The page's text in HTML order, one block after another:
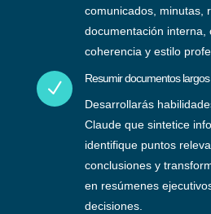
comunicados, minutas,
documentación interna,
coherencia y estilo
N
Resumir documentos
Desarrollarás
Claude que sintetice
identifique puntos
conclusiones y
en resúmenes
decisiones.